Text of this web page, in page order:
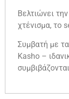
Βελτιώνει
χτένισμα, το
Συμβατή με
Kasho –